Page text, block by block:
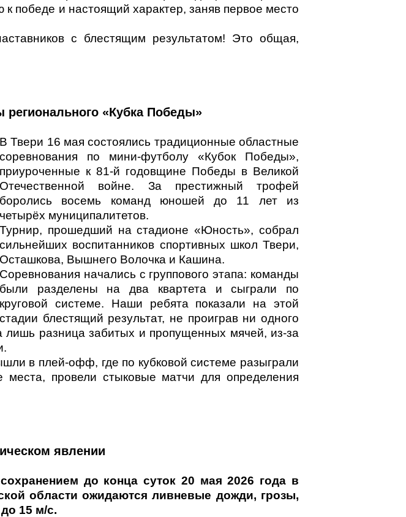
победе и настоящий характер, заняв первое место
с блестящим результатом! Это общая,
«Кубка Победы»
В Твери 16 мая состоялись традиционные областные
соревнования по мини-футболу «Кубок Победы»,
приуроченные к 81-й годовщине Победы в Великой
Отечественной войне. За престижный трофей
боролись восемь команд юношей до 11 лет из
четырёх муниципалитетов.
Турнир, прошедший на стадионе «Юность», собрал
сильнейших воспитанников спортивных школ Твери,
Осташкова, Вышнего Волочка и Кашина.
Соревнования начались с группового этапа: команды
были разделены на два квартета и сыграли по
круговой системе. Наши ребята показали на этой
стадии блестящий результат, не проиграв ни одного
разница забитых и пропущенных мячей, из-за
в плей-офф, где по кубковой системе разыграли
провели стыковые матчи для определения
явлении
до конца суток 20 мая 2026 года в
области ожидаются ливневые дожди, грозы,
15 м/с.